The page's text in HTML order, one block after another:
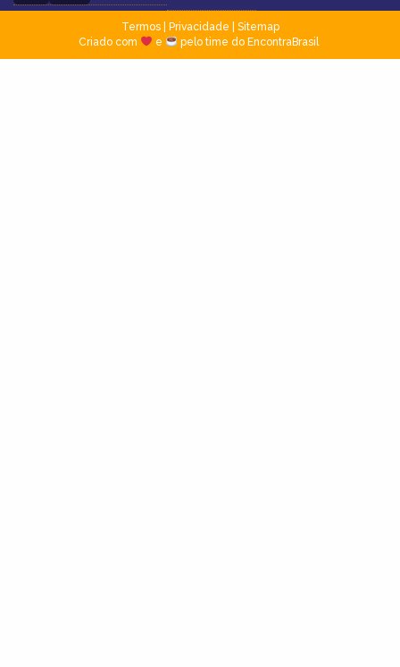
Termos| Privacidade
Sitemap
Criado com
e pelo time do EncontraBrasil